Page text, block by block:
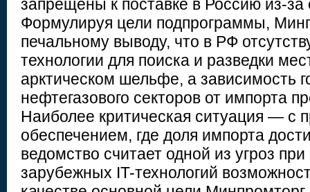
запрещены к поставке в Россию из-
Формулируя цели подпрограммы,
печальному выводу, что в РФ
технологии для поиска и разведки
арктическом шельфе, а зависимость
нефтегазового секторов от импорта
Наиболее критическая ситуация — с
обеспечением, где доля импорта
ведомство считает одной из угроз
зарубежных IT-технологий